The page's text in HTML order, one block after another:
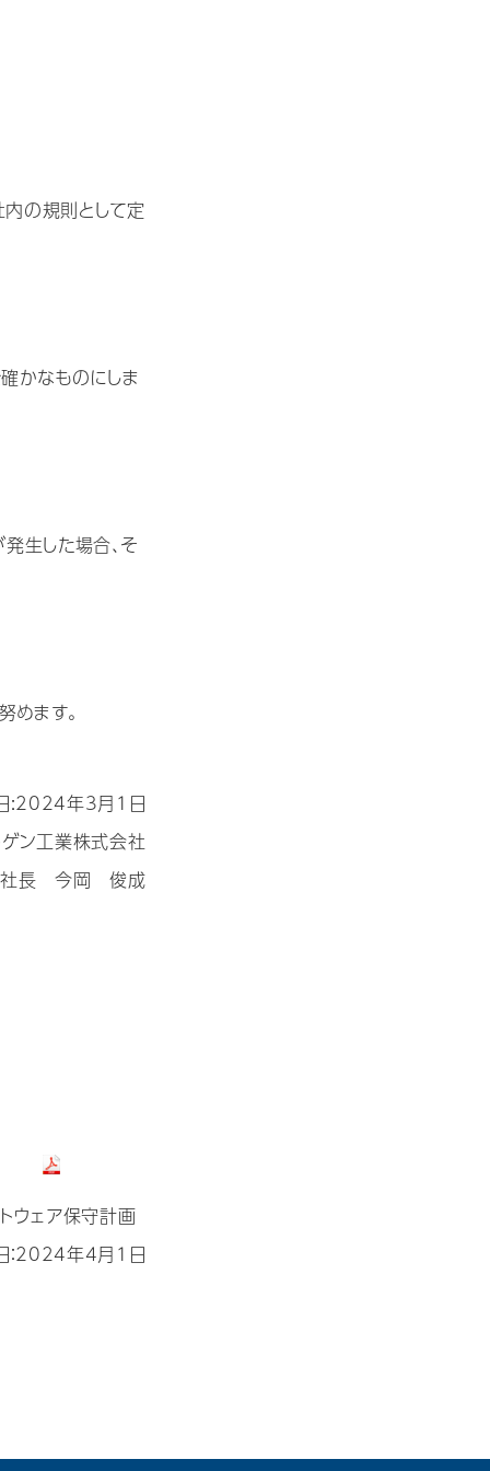
内の規則として定
かなものにしま
生した場合、そ
めます。
:2024年3月1日
ゲン工業株式会社
社長 今岡 俊成
ウェア保守計画
：2024年4月1日